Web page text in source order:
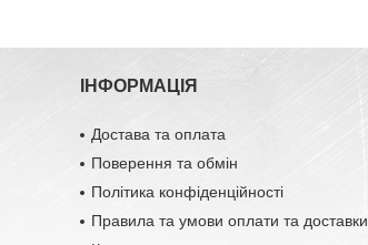
ІНФОРМАЦІЯ
Достава та оплата
Поверення та обмін
Політика конфіденційності
Правила та умови оплати та доставки